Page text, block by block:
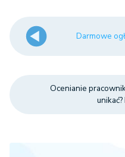
Darmowe
Ocenianie